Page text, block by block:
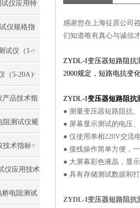
仪应用特
仪规格指
试仪（1-
（5-20A）
产品技术指
阻测试仪规
技术指标
仪应用技术
桥电阻测试
感谢您在上海征原公司
们知道唯有真心与诚信
ZYDL-I变压器短路阻抗
2000规定，短路电抗变
ZYDL-I变压器短路阻抗
● 测量变压器短路阻抗
● 屏幕显示测试的电压
● 仅使用单相220V交流
● 接线操作简单方便，
● 大屏幕彩色液晶，显
● 具有存储测试数据和
ZYDL-I变压器短路阻抗